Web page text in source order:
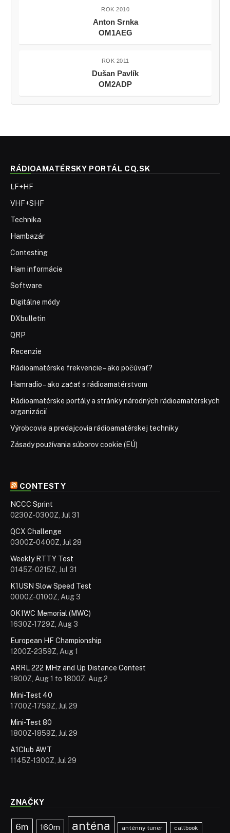
ROK 2010
Anton Srnka
OM1AEG
ROK 2011
Dušan Pavlík
OM2ADP
RÁDIOAMATÉRSKY PORTÁL CQ.SK
LF+HF
VHF+SHF
Technika
Hambazár
Contesting
Ham informácie
Software
Digitálne módy
DXbulletin
QRP
Recenzie
Rádioamatérske frekvencie – ako počúvať?
Hamradio – ako začať s rádioamatérstvom
Rádioamatérske portály a stránky národných rádioamatérskych
organizácií
Výrobcovia a predajcovia rádioamatérskej techniky
Zásady používania súborov cookie (EÚ)
CONTESTY
NCCC Sprint
0230Z-0300Z, Jul 31
QCX Challenge
0300Z-0400Z, Jul 28
Weekly RTTY Test
0145Z-0215Z, Jul 31
K1USN Slow Speed Test
0000Z-0100Z, Aug 3
OK1WC Memorial (MWC)
1630Z-1729Z, Aug 3
European HF Championship
1200Z-2359Z, Aug 1
ARRL 222 MHz and Up Distance Contest
1800Z, Aug 1 to 1800Z, Aug 2
Mini-Test 40
1700Z-1759Z, Jul 29
Mini-Test 80
1800Z-1859Z, Jul 29
A1Club AWT
1145Z-1300Z, Jul 29
ZNAČKY
6m 160m anténa anténny tuner callbook